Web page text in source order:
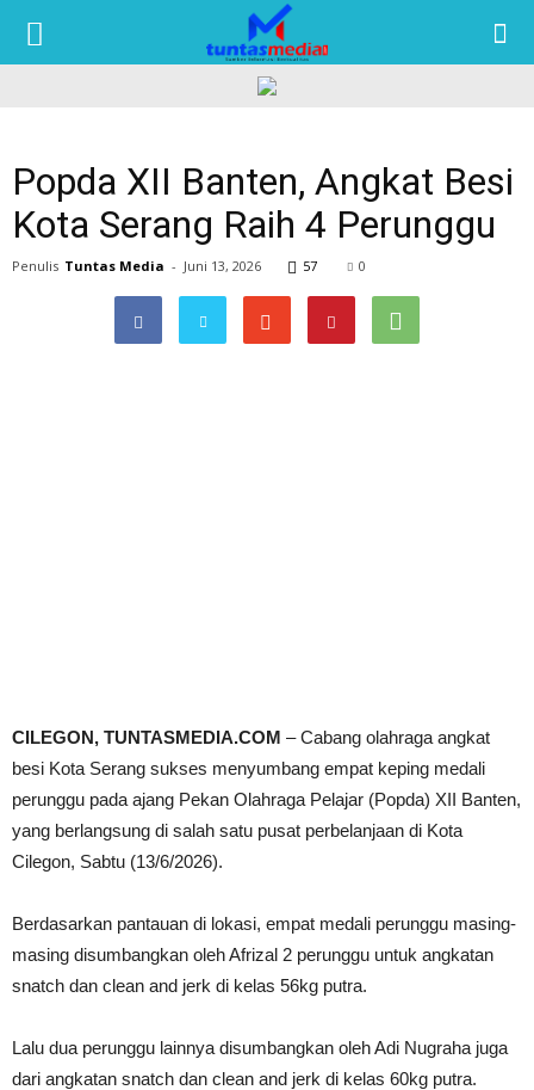
Popda XII Banten, Angkat Besi
Kota Serang Raih 4 Perunggu
Penulis Tuntas Media - Juni 13, 2026 57 0
CILEGON, TUNTASMEDIA.COM – Cabang olahraga angkat
besi Kota Serang sukses menyumbang empat keping medali
perunggu pada ajang Pekan Olahraga Pelajar (Popda) XII Banten,
yang berlangsung di salah satu pusat perbelanjaan di Kota
Cilegon, Sabtu (13/6/2026).
Berdasarkan pantauan di lokasi, empat medali perunggu masing-
masing disumbangkan oleh Afrizal 2 perunggu untuk angkatan
snatch dan clean and jerk di kelas 56kg putra.
Lalu dua perunggu lainnya disumbangkan oleh Adi Nugraha juga
dari angkatan snatch dan clean and jerk di kelas 60kg putra.